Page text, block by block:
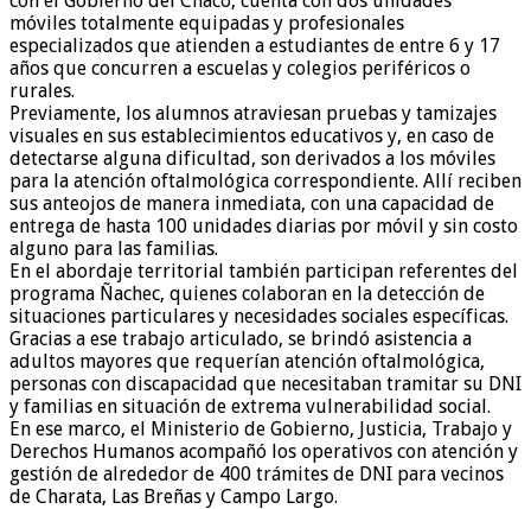
móviles totalmente equipadas y profesionales
especializados que atienden a estudiantes de entre 6 y 17
años que concurren a escuelas y colegios periféricos o
rurales.
Previamente, los alumnos atraviesan pruebas y tamizajes
visuales en sus establecimientos educativos y, en caso de
detectarse alguna dificultad, son derivados a los móviles
para la atención oftalmológica correspondiente. Allí reciben
sus anteojos de manera inmediata, con una capacidad de
entrega de hasta 100 unidades diarias por móvil y sin costo
alguno para las familias.
En el abordaje territorial también participan referentes del
programa Ñachec, quienes colaboran en la detección de
situaciones particulares y necesidades sociales específicas.
Gracias a ese trabajo articulado, se brindó asistencia a
adultos mayores que requerían atención oftalmológica,
personas con discapacidad que necesitaban tramitar su DNI
y familias en situación de extrema vulnerabilidad social.
En ese marco, el Ministerio de Gobierno, Justicia, Trabajo y
Derechos Humanos acompañó los operativos con atención y
gestión de alrededor de 400 trámites de DNI para vecinos
de Charata, Las Breñas y Campo Largo.